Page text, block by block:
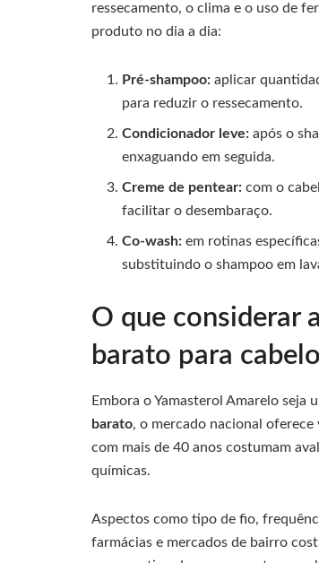
ressecamento, o clima e o uso de
produto no dia a dia:
Pré-shampoo: aplicar
para reduzir o ressecamento.
Condicionador leve: após o
enxaguando em seguida.
Creme de pentear: com o
facilitar o desembaraço.
Co-wash: em rotinas
substituindo o shampoo em
O que considerar
barato para
Embora o Yamasterol Amarelo seja
barato, o mercado nacional
com mais de 40 anos costumam
químicas.
Aspectos como tipo de fio,
farmácias e mercados de bairro